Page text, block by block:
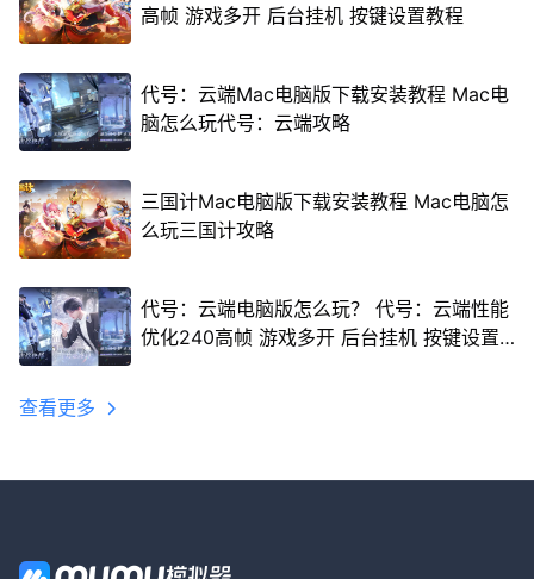
高帧 游戏多开 后台挂机 按键设置教程
代号：云端Mac电脑版下载安装教程 Mac电
脑怎么玩代号：云端攻略
三国计Mac电脑版下载安装教程 Mac电脑怎
么玩三国计攻略
代号：云端电脑版怎么玩？ 代号：云端性能
优化240高帧 游戏多开 后台挂机 按键设置
查看更多